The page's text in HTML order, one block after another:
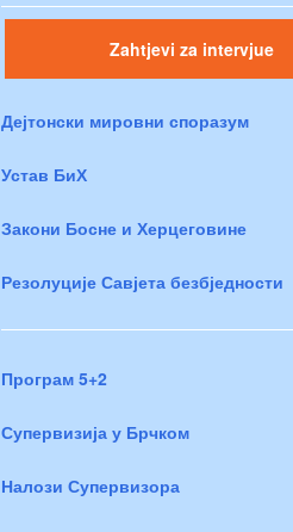
Zahtjevi za intervjue
Дејтонски мировни споразум
Устав БиХ
Закони Босне и Херцеговине
Резолуције Савјета безбједности
Програм 5+2
Супервизија у Брчком
Налози Супервизора